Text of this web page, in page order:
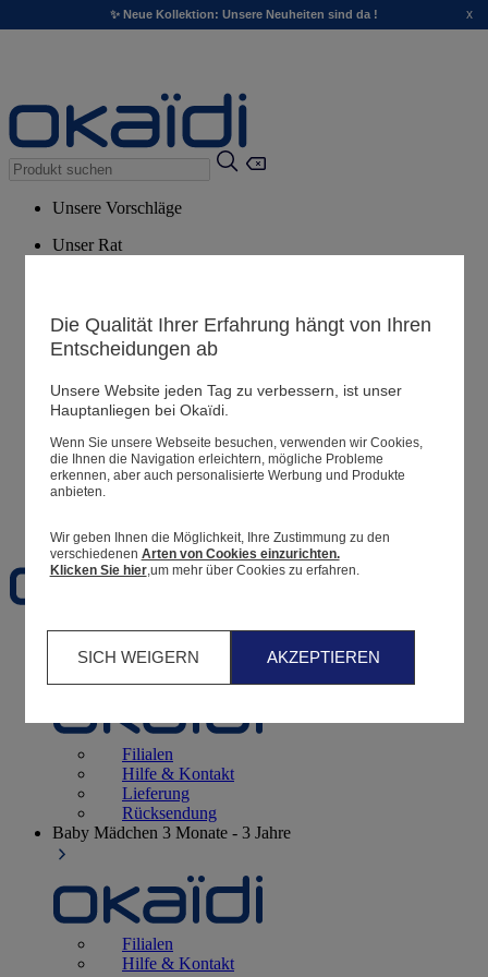
✨ Neue Kollektion: Unsere Neuheiten sind da ! x
Unsere Vorschläge
Unser Rat
Meine Informationen
Ihre Bestellungen
Warenkorb
Filialen
Hilfe & Kontakt
Lieferung
Rücksendung
Baby Mädchen 3 Monate - 3 Jahre
Filialen
Hilfe & Kontakt
Die Qualität Ihrer Erfahrung hängt von Ihren
Entscheidungen ab
Unsere Website jeden Tag zu verbessern, ist unser
Hauptanliegen bei Okaïdi.
Wenn Sie unsere Webseite besuchen, verwenden wir Cookies,
die Ihnen die Navigation erleichtern, mögliche Probleme
erkennen, aber auch personalisierte Werbung und Produkte
anbieten.
Wir geben Ihnen die Möglichkeit, Ihre Zustimmung zu den
verschiedenen Arten von Cookies einzurichten.
Klicken Sie hier,um mehr über Cookies zu erfahren.
SICH WEIGERN AKZEPTIEREN